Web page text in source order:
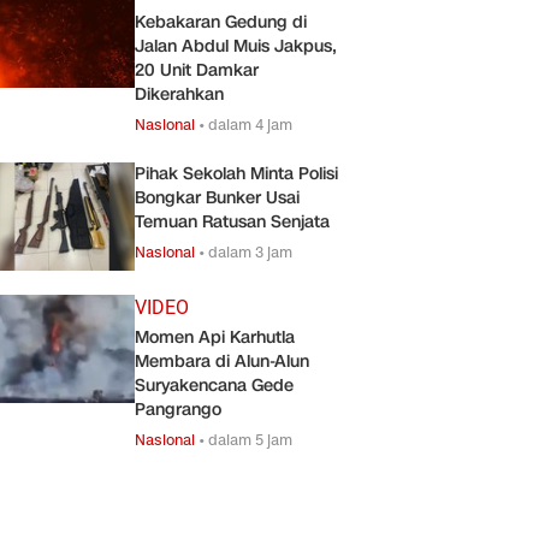
Kebakaran Gedung di
Jalan Abdul Muis Jakpus,
20 Unit Damkar
Dikerahkan
Nasional •dalam 4 jam
Pihak Sekolah Minta Polisi
Bongkar Bunker Usai
Temuan Ratusan Senjata
Nasional •dalam 3 jam
VIDEO
Momen Api Karhutla
Membara di Alun-Alun
Suryakencana Gede
Pangrango
Nasional •dalam 5 jam